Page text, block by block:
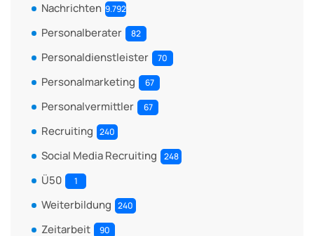
Nachrichten 9.792
Personalberater 82
Personaldienstleister 70
Personalmarketing 67
Personalvermittler 67
Recruiting 240
Social Media Recruiting 248
Ü50 1
Weiterbildung 240
Zeitarbeit 90